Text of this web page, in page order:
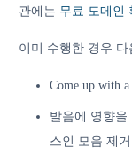
관에는 무료 도메인
이미 수행한 경우
Come up with
발음에 영향을
스인 모음 제